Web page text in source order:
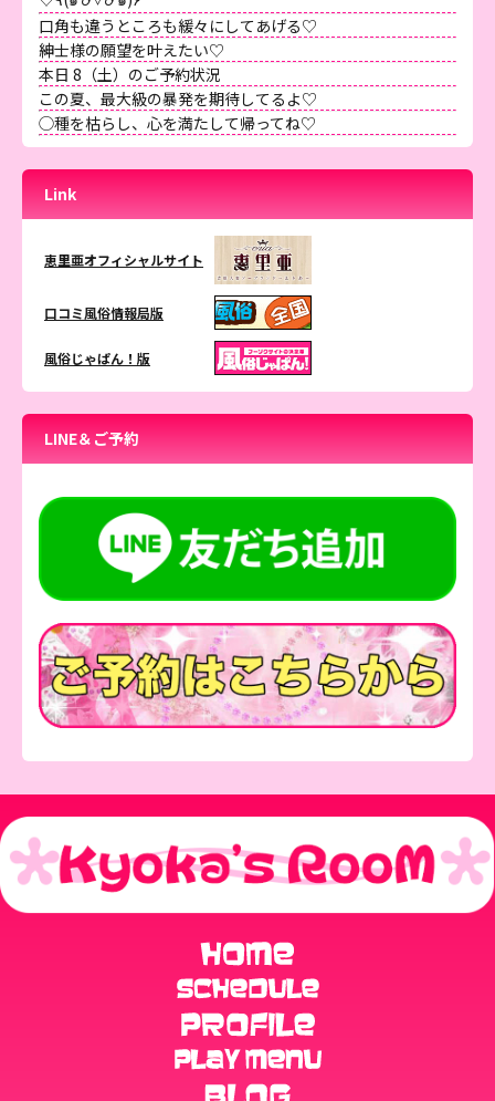
口角も違うところも緩々にしてあげる♡
紳士様の願望を叶えたい♡
本日 8（土）のご予約状況
この夏、最大級の暴発を期待してるよ♡
◯種を枯らし、心を満たして帰ってね♡
Link
恵里亜オフィシャルサイト
口コミ風俗情報局版
風俗じゃぱん！版
LINE＆ご予約